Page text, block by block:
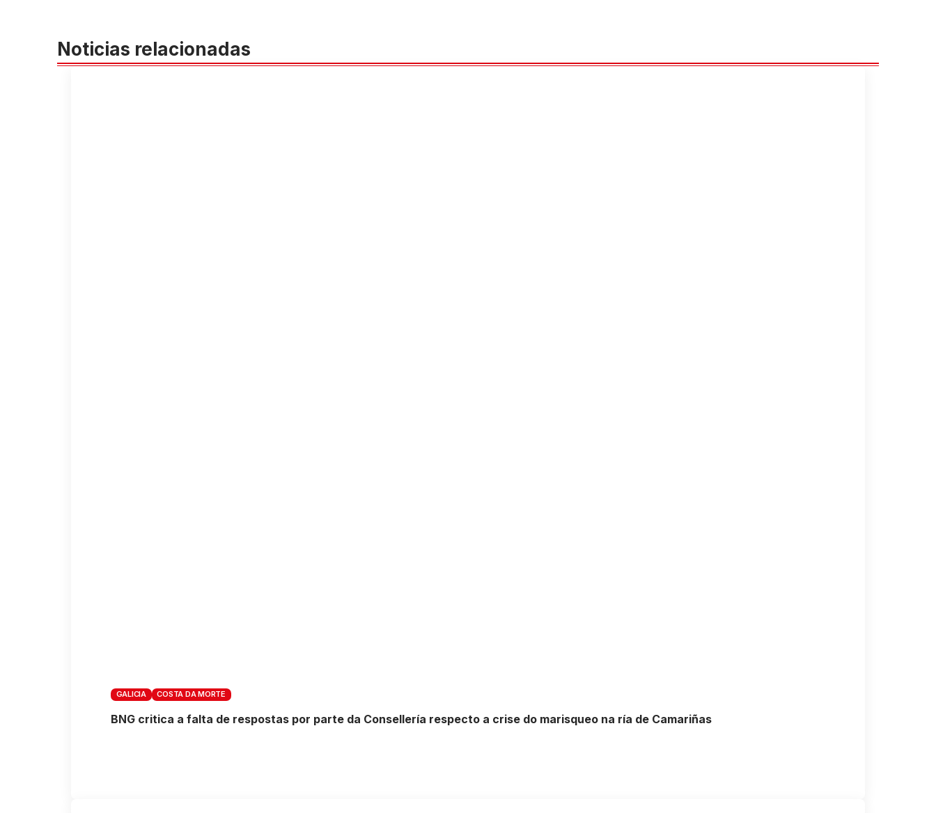
Noticias relacionadas
GALICIA COSTA DA MORTE
BNG critica a falta de respostas por parte da Consellería respecto a crise do marisqueo na ría de Camariñas